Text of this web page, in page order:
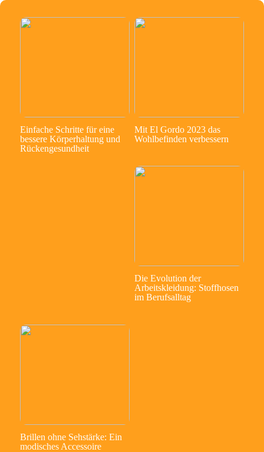
Einfache Schritte für eine
bessere Körperhaltung und
Rückengesundheit
Mit El Gordo 2023 das
Wohlbefinden verbessern
Die Evolution der
Arbeitskleidung: Stoffhosen
im Berufsalltag
Brillen ohne Sehstärke: Ein
modisches Accessoire